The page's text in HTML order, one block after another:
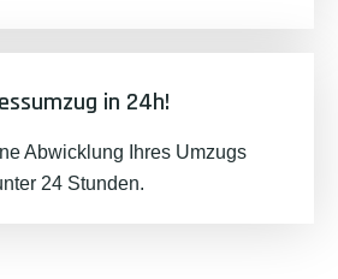
in 24h!
Abwicklung Ihres Umzugs
24 Stunden.